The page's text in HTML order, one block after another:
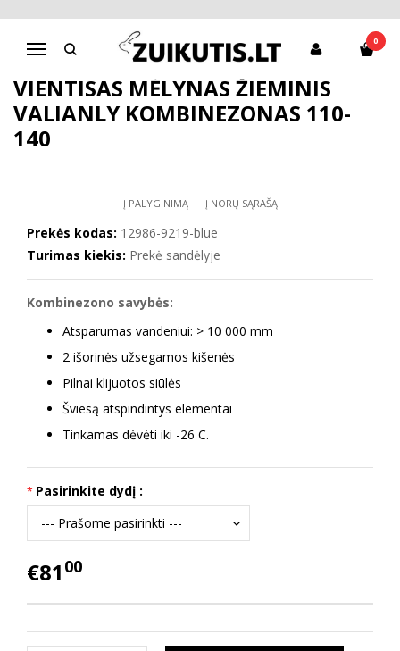
Navigacija
0
Pagrindinis Apranga berniukams
Striukės, kombinezonai
Vientisas mėlynas žieminis VALIANLY kombinezonas 110-140
VIENTISAS MĖLYNAS ŽIEMINIS
VALIANLY KOMBINEZONAS 110-
140
Į PALYGINIMĄ Į NORŲ SĄRAŠĄ
Prekės kodas: 12986-9219-blue
Turimas kiekis: Prekė sandėlyje
Kombinezono savybės:
Atsparumas vandeniui: > 10 000 mm
2 išorinės užsegamos kišenės
Pilnai klijuotos siūlės
Šviesą atspindintys elementai
Tinkamas dėvėti iki -26 C.
Pasirinkite dydį :
€81 00